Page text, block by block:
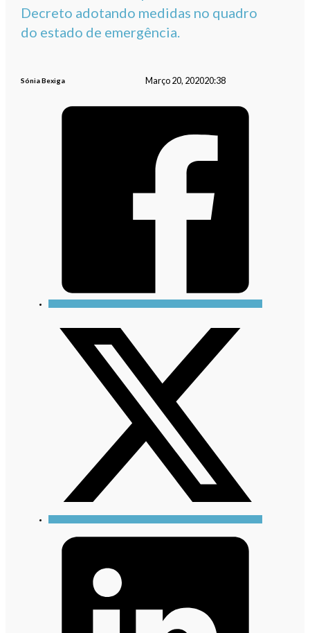
Decreto adotando medidas no quadro
do estado de emergência.
Sónia Bexiga Março 20, 202020:38